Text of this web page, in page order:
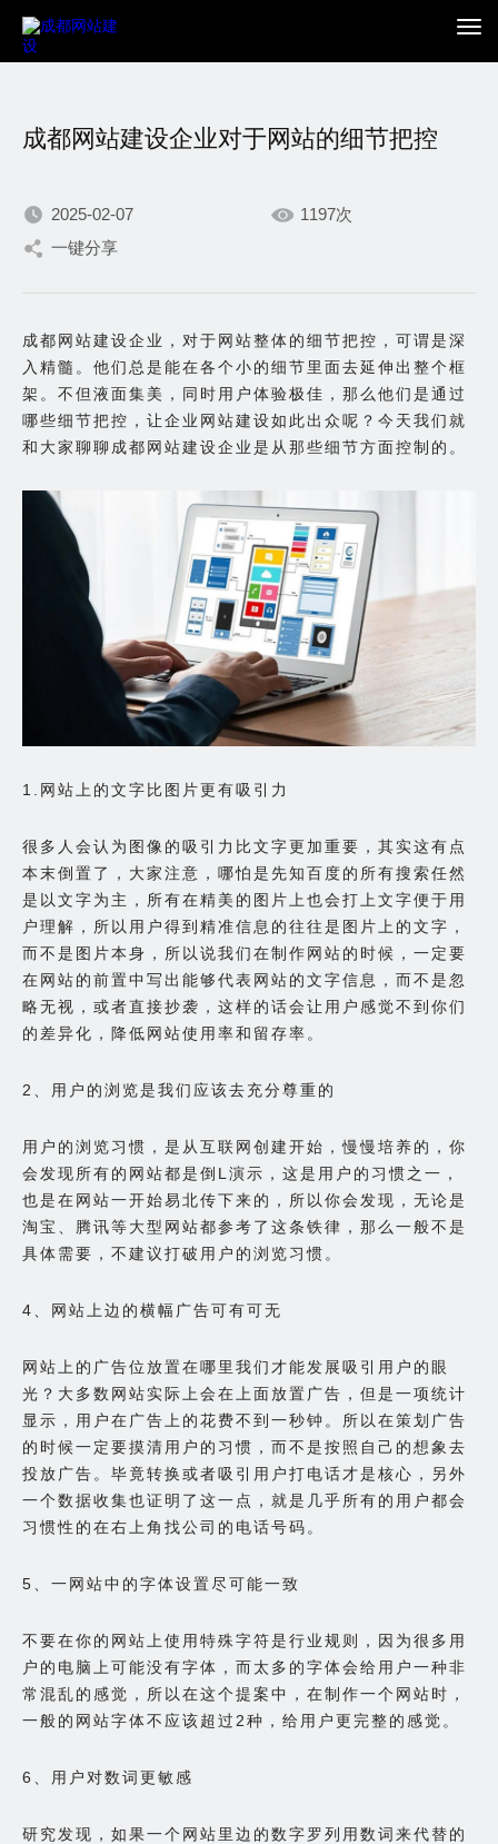
只为在数字世界打造更加
出色的你。
成都网站建设企业对于网站的细节把控
2025-02-07
1197次
一键分享
成都网站建设企业，对于网站整体的细节把控，可谓是深
入精髓。他们总是能在各个小的细节里面去延伸出整个框
架。不但液面集美，同时用户体验极佳，那么他们是通过
哪些细节把控，让企业网站建设如此出众呢？今天我们就
和大家聊聊成都网站建设企业是从那些细节方面控制的。
1.网站上的文字比图片更有吸引力
很多人会认为图像的吸引力比文字更加重要，其实这有点
本末倒置了，大家注意，哪怕是先知百度的所有搜索任然
是以文字为主，所有在精美的图片上也会打上文字便于用
户理解，所以用户得到精准信息的往往是图片上的文字，
而不是图片本身，所以说我们在制作网站的时候，一定要
在网站的前置中写出能够代表网站的文字信息，而不是忽
略无视，或者直接抄袭，这样的话会让用户感觉不到你们
的差异化，降低网站使用率和留存率。
2、用户的浏览是我们应该去充分尊重的
用户的浏览习惯，是从互联网创建开始，慢慢培养的，你
会发现所有的网站都是倒L演示，这是用户的习惯之一，
也是在网站一开始易北传下来的，所以你会发现，无论是
淘宝、腾讯等大型网站都参考了这条铁律，那么一般不是
具体需要，不建议打破用户的浏览习惯。
4、网站上边的横幅广告可有可无
网站上的广告位放置在哪里我们才能发展吸引用户的眼
光？大多数网站实际上会在上面放置广告，但是一项统计
显示，用户在广告上的花费不到一秒钟。所以在策划广告
的时候一定要摸清用户的习惯，而不是按照自己的想象去
投放广告。毕竟转换或者吸引用户打电话才是核心，另外
一个数据收集也证明了这一点，就是几乎所有的用户都会
习惯性的在右上角找公司的电话号码。
5、一网站中的字体设置尽可能一致
不要在你的网站上使用特殊字符是行业规则，因为很多用
户的电脑上可能没有字体，而太多的字体会给用户一种非
常混乱的感觉，所以在这个提案中，在制作一个网站时，
一般的网站字体不应该超过2种，给用户更完整的感觉。
6、用户对数词更敏感
研究发现，如果一个网站里边的数字罗列用数词来代替的